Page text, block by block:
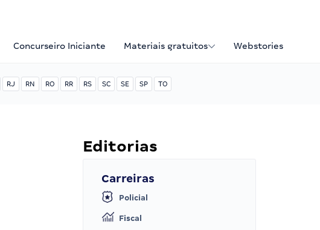
Concurseiro Iniciante Materiais gratuitos Webstories
RJ RN RO RR RS SC SE SP TO
Editorias
Carreiras
Policial
Fiscal